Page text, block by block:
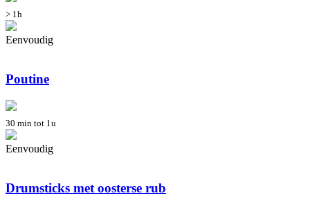
> 1h
Eenvoudig
Poutine
30 min tot 1u
Eenvoudig
Drumsticks met oosterse rub